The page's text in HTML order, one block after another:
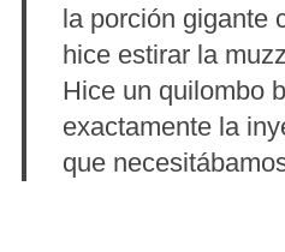
la porción gigante
hice estirar la
Hice un quilombo
exactamente la
que
S
e
a
r